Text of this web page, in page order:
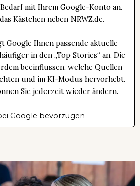
mit Ihrem Google-Konto an.
Kästchen neben NRWZ.de.
Google Ihnen passende aktuelle
in den „Top Stories“ an. Die
beeinflussen, welche Quellen
und im KI-Modus hervorhebt.
Sie jederzeit wieder ändern.
Google bevorzugen